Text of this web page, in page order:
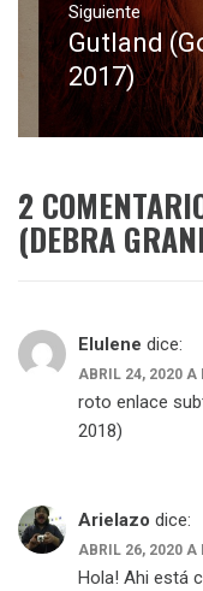
Siguiente
Entrada
siguiente:
Gutland
2017)
2
(DEBRA
Elulene dice:
ABRIL 24, 2020 A
roto enlace
2018)
Arielazo dice:
ABRIL 26, 2020 A
Hola! Ahi está